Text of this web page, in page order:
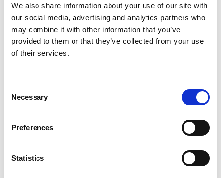
We also share information about your use of our site with
our social media, advertising and analytics partners who
may combine it with other information that you’ve
provided to them or that they’ve collected from your use
of their services.
Selection
Necessary
Preferences
Statistics
die hij of zij heel aardig vond. Jongens verklaarden vaak de
liefde aan meisjes door zo’n pop te maken. Omdat speculaas
vroeger een duur ingrediënt was, was dit de manier om te
laten zien hoeveel men om iemand gaf. Die pop werd dan
was. Begon ze aan de onderkant, dan betekende dit dat de
was op hem. Hier komt dan ook de term ‘iemand versieren’